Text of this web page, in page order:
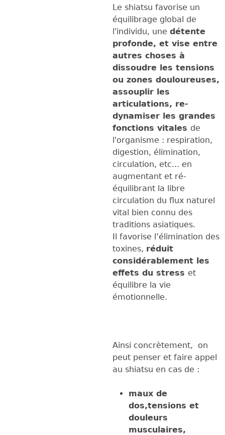
Le shiatsu favorise un
équilibrage global de
l'individu, une détente
profonde, et vise entre
autres choses à
dissoudre les tensions
ou zones douloureuses,
assouplir les
articulations, re-
dynamiser les grandes
fonctions vitales de
l'organisme : respiration,
digestion, élimination,
circulation, etc... en
augmentant et ré-
équilibrant la libre
circulation du flux naturel
vital bien connu des
traditions asiatiques.
Il favorise l’élimination des
toxines, réduit
considérablement les
effets du stress et
équilibre la vie
émotionnelle.
Ainsi concrètement, on
peut penser et faire appel
au shiatsu en cas de :
maux de
dos,tensions et
douleurs
musculaires,